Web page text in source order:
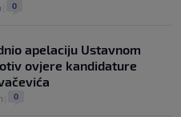
0
apelaciju Ustavnom
ovjere kandidature
0